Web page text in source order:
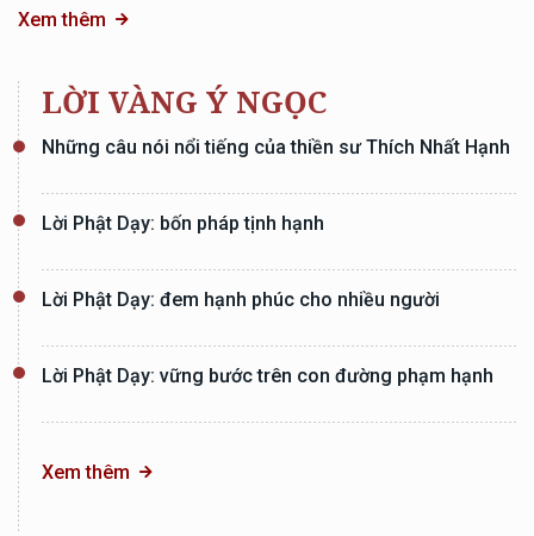
Xem thêm
LỜI VÀNG Ý NGỌC
Những câu nói nổi tiếng của thiền sư Thích Nhất Hạnh
Lời Phật Dạy: bốn pháp tịnh hạnh
Lời Phật Dạy: đem hạnh phúc cho nhiều người
Lời Phật Dạy: vững bước trên con đường phạm hạnh
Xem thêm